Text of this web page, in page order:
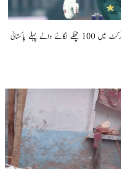
صاحبزادہ فرحان ایک سال میں ٹی ٹوئنٹی کرکٹ میں 100 چھکے لگانے والے پہلے پاکستانی